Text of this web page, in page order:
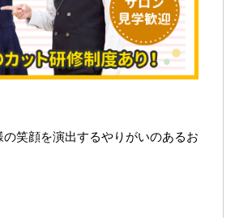
笑顔を演出するやりがいのあるお